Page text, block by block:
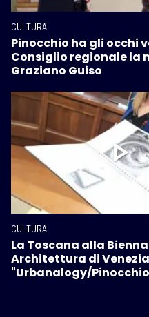
CULTURA
Pinocchio ha gli occhi
Consiglio regionale la
Graziano Guiso
CULTURA
La Toscana alla
Architettura di
"Urbanalogy/